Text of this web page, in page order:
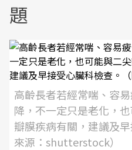
題
高齡長者若經常喘、容
降，不一定只是老化，
瓣膜疾病有關，建議及
來源：shutterstock）